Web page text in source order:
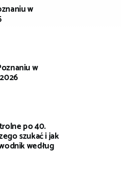
w
w
po 40.
szukać i jak
według